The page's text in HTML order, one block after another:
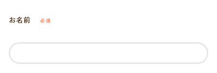
お名前 必須